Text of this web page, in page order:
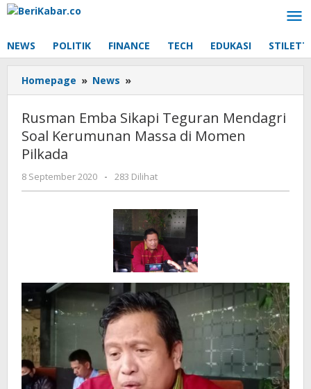
Lewati
NEWS POLITIK FINANCE TECH EDUKASI
Homepage » News »
Emba
Teguran
Mendagri
Massa
di
Momen
Pilkada
Rusman Emba Sikapi Teguran Mendagri
Soal Kerumunan Massa di Momen
Pilkada
8 September 2020
oleh
Beri
- 283 Dilihat